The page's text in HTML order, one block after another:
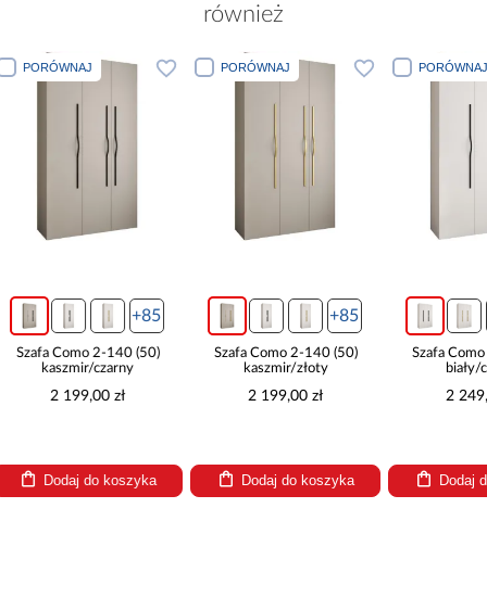
również
PORÓWNAJ
+85
Szafa Como 2-140 (50)
kaszmir/złoty
2 199,00 zł
Dodaj do koszyka
PORÓWNAJ
+85
Szafa Como 2-150 (50)
biały/czarny
2 249,00 zł
Dodaj do koszyka
Szafa
2